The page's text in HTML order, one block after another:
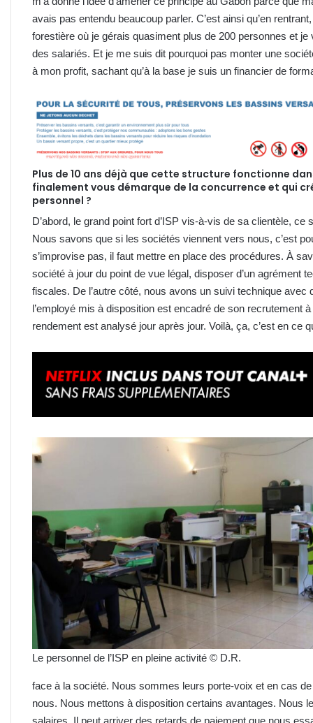
avais pas entendu beaucoup parler. C’est ainsi qu’en
forestière où je gérais quasiment plus de 200 personnes et
des salariés. Et je me suis dit pourquoi pas monter une
à mon profit, sachant qu’à la base je suis un financier de
Plus de 10 ans déjà que cette structure fonctionne
finalement vous démarque de la concurrence et qui
personnel ?
D’abord, le grand point fort d’ISP vis-à-vis de sa clientèle,
Nous savons que si les sociétés viennent vers nous, c’est
s’improvise pas, il faut mettre en place des procédures. À
société à jour du point de vue légal, disposer d’un agrément
fiscales. De l’autre côté, nous avons un suivi technique
l’employé mis à disposition est encadré de son recrutement
rendement est analysé jour après jour. Voilà, ça, c’est en ce
Le personnel de l’ISP en pleine activité © D.R.
face à la société. Nous sommes leurs porte-voix et en cas
nous. Nous mettons à disposition certains avantages. Nous
salaires. Il peut arriver des retards de paiement que nous